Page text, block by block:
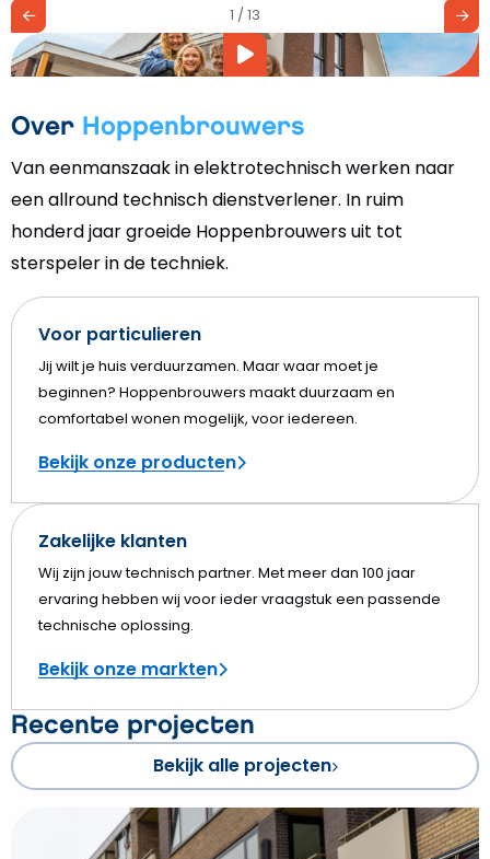
1 / 13
Over Hoppenbrouwers
Van eenmanszaak in elektrotechnisch werken naar
een allround technisch dienstverlener. In ruim
honderd jaar groeide Hoppenbrouwers uit tot
sterspeler in de techniek.
Voor particulieren
Jij wilt je huis verduurzamen. Maar waar moet je
beginnen? Hoppenbrouwers maakt duurzaam en
comfortabel wonen mogelijk, voor iedereen.
Bekijk onze producten
Zakelijke klanten
Wij zijn jouw technisch partner. Met meer dan 100 jaar
ervaring hebben wij voor ieder vraagstuk een passende
technische oplossing.
Bekijk onze markten
Video
Recente projecten
Bekijk alle projecten
Verzorgingshuis